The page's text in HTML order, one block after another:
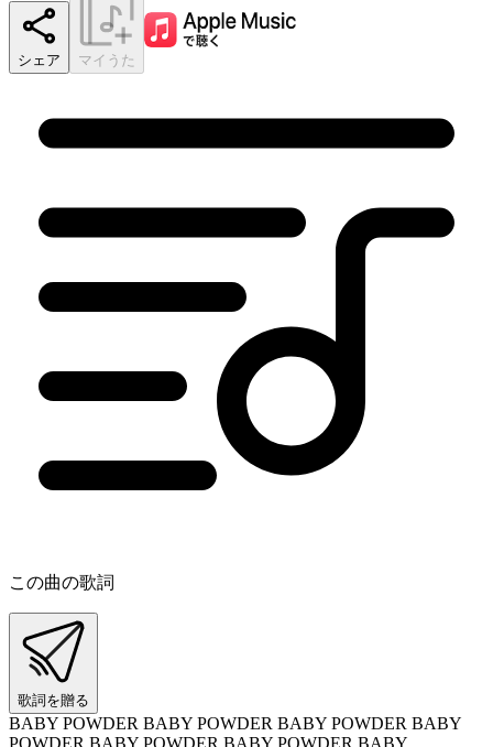
シェア マイうた
この曲の歌詞
歌詞を贈る
BABY POWDER BABY POWDER BABY POWDER BABY
POWDER BABY POWDER BABY POWDER BABY